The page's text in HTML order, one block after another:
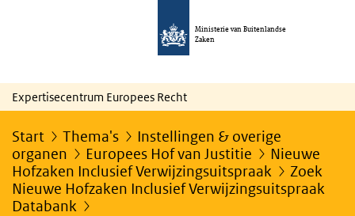
Ministerie van Buitenlandse
Zaken
Expertisecentrum Europees Recht
Start Thema's
Instellingen & overige
organen
Europees Hof van Justitie
Nieuwe
Hofzaken Inclusief Verwijzingsuitspraak
Zoek
Nieuwe Hofzaken Inclusief Verwijzingsuitspraak
Databank